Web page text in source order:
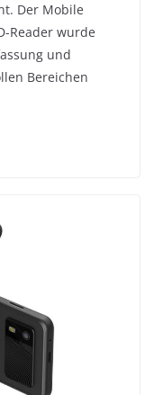
Der Mobile
Reader wurde
und
Bereichen